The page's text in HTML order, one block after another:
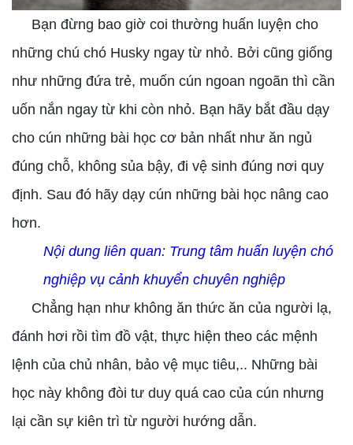
Bạn đừng bao giờ coi thường huấn luyện cho
những chú chó Husky ngay từ nhỏ. Bởi cũng giống
như những đứa trẻ, muốn cún ngoan ngoãn thì cần
uốn nắn ngay từ khi còn nhỏ. Bạn hãy bắt đầu dạy
cho cún những bài học cơ bản nhất như ăn ngủ
đúng chỗ, không sủa bậy, đi vệ sinh đúng nơi quy
định. Sau đó hãy dạy cún những bài học nâng cao
hơn.
Nội dung liên quan: Trung tâm huấn luyện chó
nghiệp vụ cảnh khuyển chuyên nghiệp
Chẳng hạn như không ăn thức ăn của người lạ,
đánh hơi rồi tìm đồ vật, thực hiện theo các mệnh
lệnh của chủ nhân, bảo vệ mục tiêu,.. Những bài
học này không đòi tư duy quá cao của cún nhưng
lại cần sự kiên trì từ người hướng dẫn.